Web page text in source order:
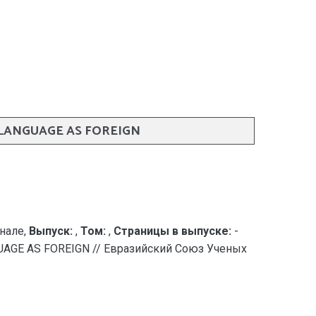
AS FOREIGN
Выпуск: , Том: , Страницы в выпуске: -
AS FOREIGN // Евразийский Союз Ученых